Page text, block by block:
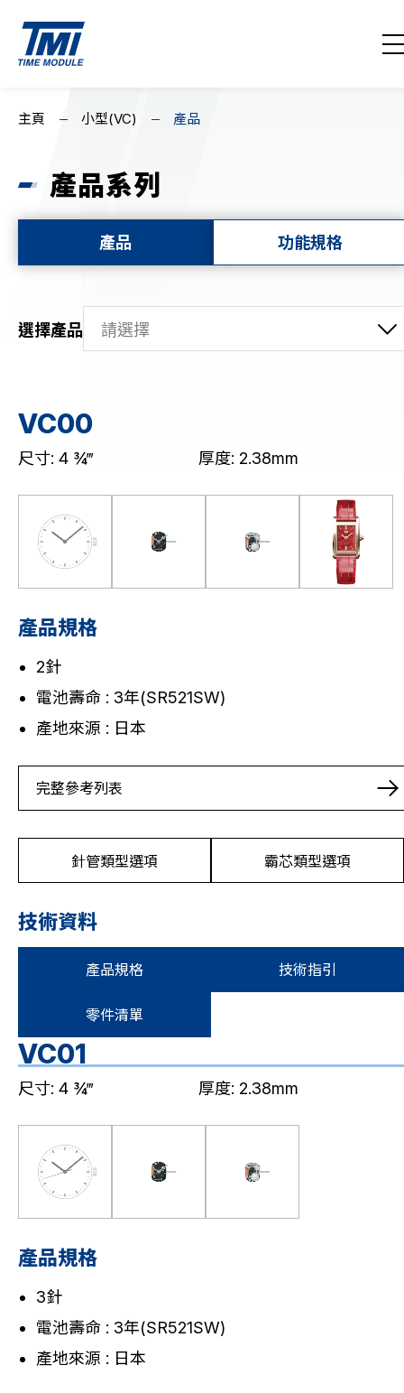
關於我們
機械機芯
計時機芯
小型(VC)
標準(PC)
下載 / 支援
產品代碼搜索
機芯目錄
主頁 小型(VC) 產品
產品系列
產品 功能規格
選擇產品
VC00
尺寸: 4 ¾‴ 厚度: 2.38mm
產品規格
2針
電池壽命 : 3年(SR521SW)
產地來源 : 日本
完整參考列表
針管類型選項 霸芯類型選項
技術資料
產品規格 技術指引
零件清單
VC01
尺寸: 4 ¾‴ 厚度: 2.38mm
產品規格
3針
電池壽命 : 3年(SR521SW)
產地來源 : 日本